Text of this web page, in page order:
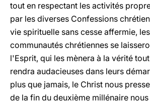
tout en respectant les activités
par les diverses Confessions
vie spirituelle sans cesse affermie,
communautés chrétiennes se
l'Esprit, qui les mènera à la vérité
rendra audacieuses dans leurs
plus que jamais, le Christ nous
de la fin du deuxième millénaire